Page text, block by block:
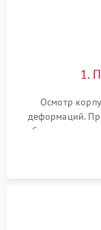
Неисправность
Повреждение
1.
Осмотр
деформаций.
работы
марки на